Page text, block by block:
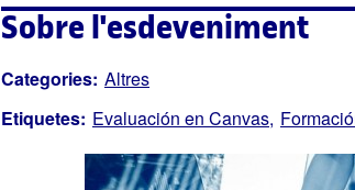
Sobre l'esdeveniment
Categories: Altres
Etiquetes: Evaluación en Canvas